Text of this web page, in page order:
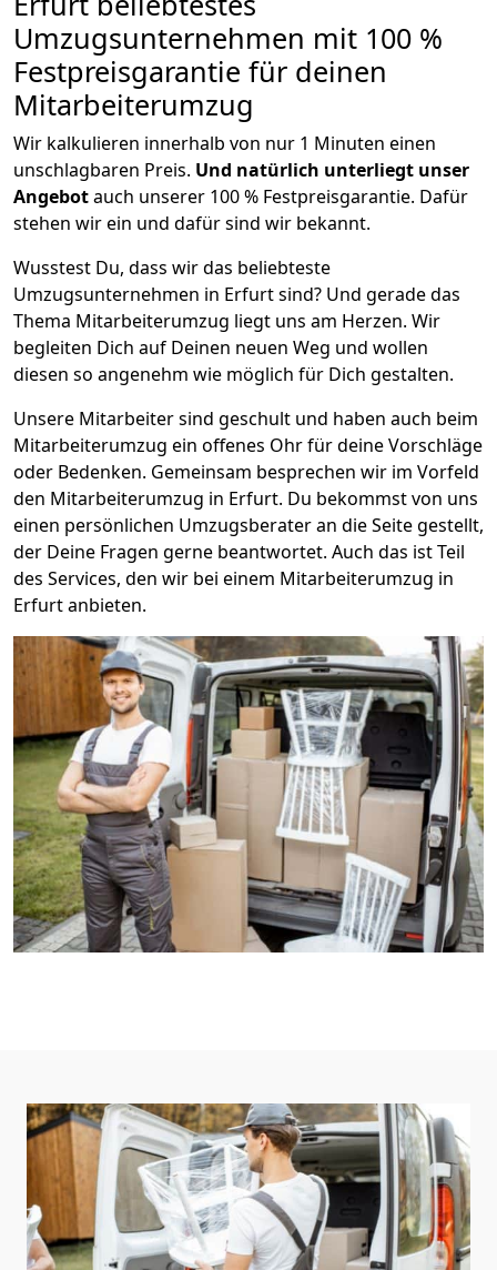
Umzugsunternehmen mit 100 %
Festpreisgarantie für deinen
Mitarbeiterumzug
Wir kalkulieren innerhalb von nur 1 Minuten einen
unschlagbaren Preis. Und natürlich unterliegt unser
Angebotauch unserer 100 % Festpreisgarantie. Dafür
stehen wir ein und dafür sind wir bekannt.
Wusstest Du, dass wir das beliebteste
Umzugsunternehmen in Erfurt sind? Und gerade das
Thema Mitarbeiterumzug liegt uns am Herzen. Wir
begleiten Dich auf Deinen neuen Weg und wollen
diesen so angenehm wie möglich für Dich gestalten.
Unsere Mitarbeiter sind geschult und haben auch beim
Mitarbeiterumzug ein offenes Ohr für deine Vorschläge
oder Bedenken. Gemeinsam besprechen wir im Vorfeld
den Mitarbeiterumzug in Erfurt. Du bekommst von uns
einen persönlichen Umzugsberater an die Seite gestellt,
der Deine Fragen gerne beantwortet. Auch das ist Teil
des Services, den wir bei einem Mitarbeiterumzug in
Erfurt anbieten.